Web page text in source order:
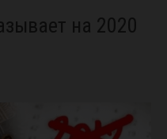
на 2020